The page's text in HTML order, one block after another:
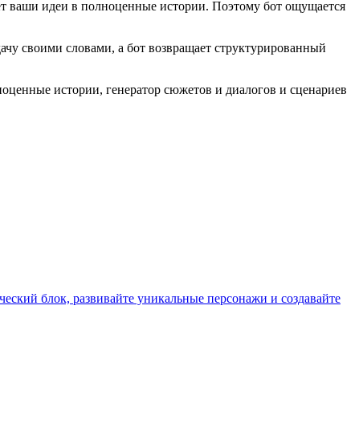
ваши идеи в полноценные истории. Поэтому бот ощущается
своими словами, а бот возвращает структурированный
истории, генератор сюжетов и диалогов и сценариев
блок, развивайте уникальные персонажи и создавайте